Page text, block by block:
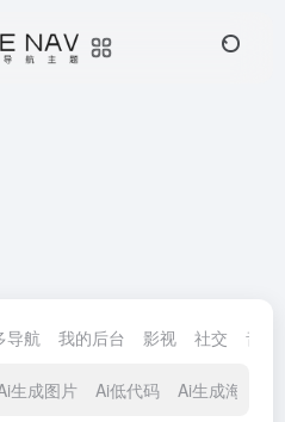
导航 我的后台 影视 社交 音乐
生成图片 Ai低代码 Ai生成海报